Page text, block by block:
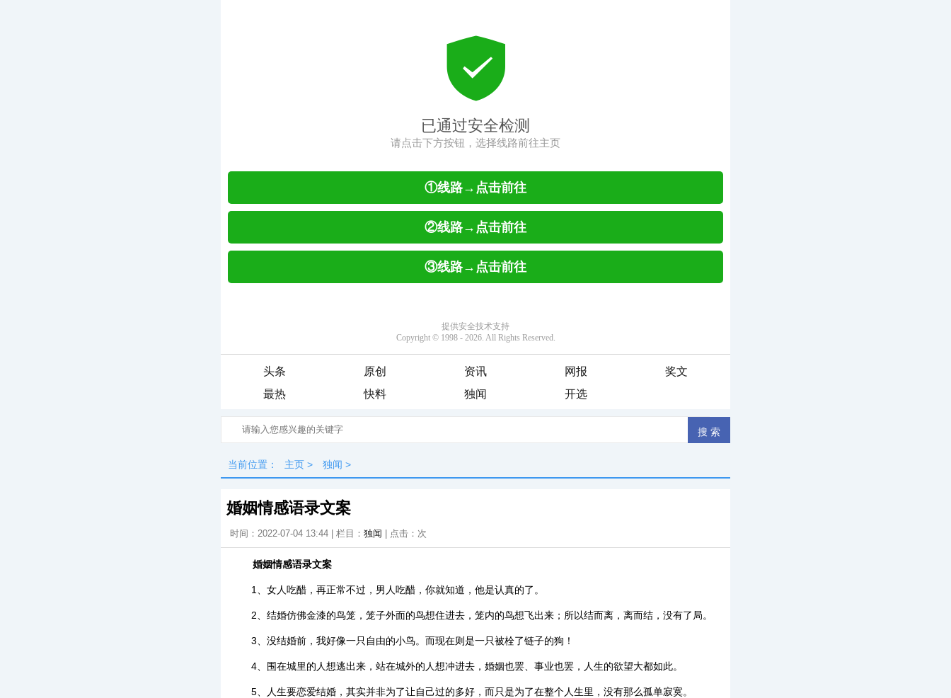
头条 原创 资讯 网报
奖文
最热
快料 独闻 开选
当前位置： 主页 > 独闻 >
婚姻情感语录文案
时间：2022-07-04 13:44 | 栏目： 独闻 | 点击： 次
婚姻情感语录文案
1、女人吃醋，再正常不过，男人吃醋，你就知道，他是认真的了。
2、结婚仿佛金漆的鸟笼，笼子外面的鸟想住进去，笼内的鸟想飞出来；所以结而离，离而结，没有了局。
3、没结婚前，我好像一只自由的小鸟。而现在则是一只被栓了链子的狗！
4、围在城里的人想逃出来，站在城外的人想冲进去，婚姻也罢、事业也罢，人生的欲望大都如此。
5、人生要恋爱结婚，其实并非为了让自己过的多好，而只是为了在整个人生里，没有那么孤单寂寞。